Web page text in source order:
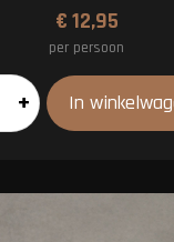
€12,95
per persoon
+ In